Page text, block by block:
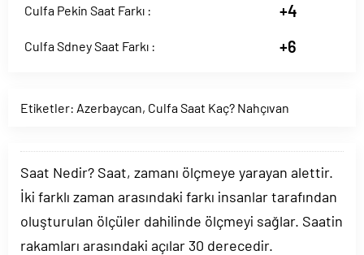
Culfa Pekin Saat Farkı : +4
Culfa Sdney Saat Farkı : +6
Etiketler: Azerbaycan, Culfa Saat Kaç? Nahçıvan
Saat Nedir? Saat, zamanı ölçmeye yarayan alettir.
İki farklı zaman arasındaki farkı insanlar tarafından
oluşturulan ölçüler dahilinde ölçmeyi sağlar. Saatin
rakamları arasındaki açılar 30 derecedir.